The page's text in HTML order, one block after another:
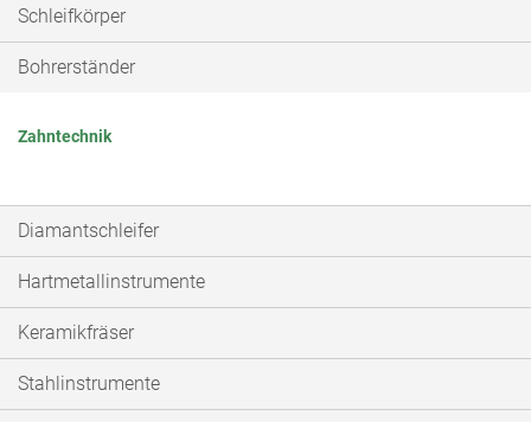
Schleifkörper
Bohrerständer
Zahntechnik
Diamantschleifer
Hartmetallinstrumente
Keramikfräser
Stahlinstrumente